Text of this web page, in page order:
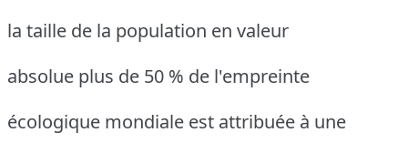
la taille de la population en valeur
absolue plus de 50 % de l'empreinte
écologique mondiale est attribuée à une